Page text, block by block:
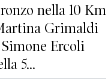
nella 10 Km
Grimaldi
Ercoli
5...